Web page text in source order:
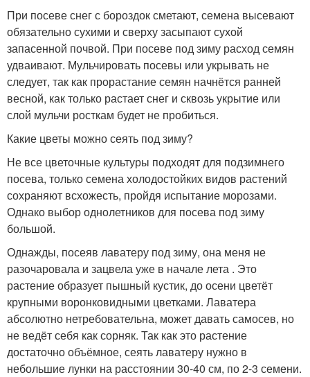
При посеве снег с бороздок сметают, семена высевают
обязательно сухими и сверху засыпают сухой
запасенной почвой. При посеве под зиму расход семян
удваивают. Мульчировать посевы или укрывать не
следует, так как прорастание семян начнётся ранней
весной, как только растает снег и сквозь укрытие или
слой мульчи росткам будет не пробиться.
Какие цветы можно сеять под зиму?
Не все цветочные культуры подходят для подзимнего
посева, только семена холодостойких видов растений
сохраняют всхожесть, пройдя испытание морозами.
Однако выбор однолетников для посева под зиму
большой.
Однажды, посеяв лаватеру под зиму, она меня не
разочаровала и зацвела уже в начале лета . Это
растение образует пышный кустик, до осени цветёт
крупными воронковидными цветками. Лаватера
абсолютно нетребовательна, может давать самосев, но
не ведёт себя как сорняк. Так как это растение
достаточно объёмное, сеять лаватеру нужно в
небольшие лунки на расстоянии 30-40 см, по 2-3 семени.